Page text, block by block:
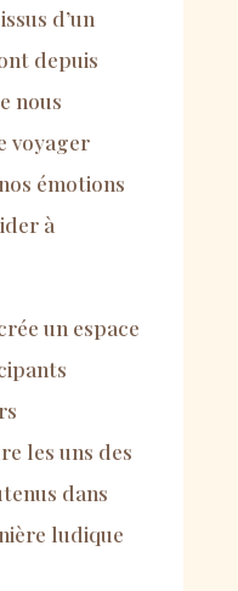
d’un
depuis
nous
voyager
émotions
à
ée un espace
les uns des
dans
ère ludique